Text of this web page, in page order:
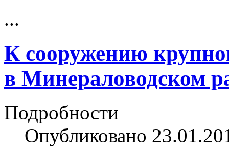
...
К сооружению
в Минераловодском
Подробности
Опубликовано